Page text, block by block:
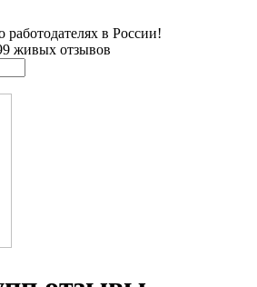
в России!
живых отзывов